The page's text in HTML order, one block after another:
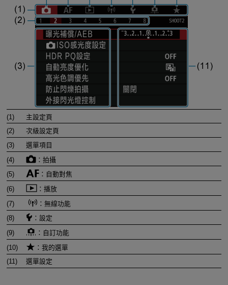
(1)
主設定頁
(2)
次級設定頁
(3)
選單項目
(4)
：拍攝
(5)
：自動對焦
(6)
：播放
(7)
：無線功能
(8)
：設定
(9)
：自訂功能
(10)
：我的選單
(11)
選單設定